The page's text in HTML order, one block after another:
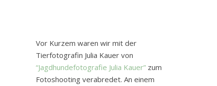
Vor Kurzem waren wir mit der
Tierfotografin Julia Kauer von
“Jagdhundefotografie Julia Kauer” zum
Fotoshooting verabredet. An einem